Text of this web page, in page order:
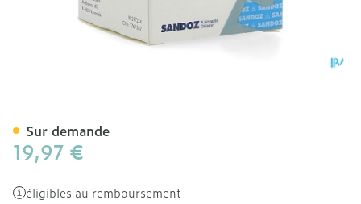
19,97 €
éligibles au remboursement
Sur demande